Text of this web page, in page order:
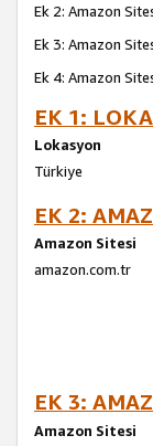
Ek 2: Amazon
Ek 3: Amazon
Ek 4: Amazon
EK 1:
Lokasyon
Türkiye
EK 2:
Amazon Sitesi
amazon.com.tr
EK 3:
Amazon Sitesi